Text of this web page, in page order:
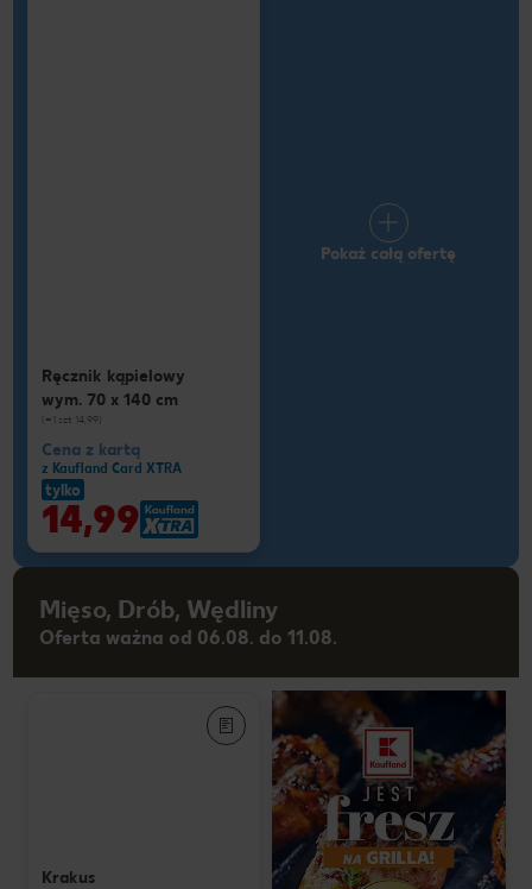
Ręcznik kąpielowy
wym. 70 x 140 cm
(=1 szt 14,99)
Cena z kartą
z Kaufland Card XTRA
tylko
14,99
Pokaż całą ofertę
Mięso, Drób, Wędliny
Oferta ważna od 06.08. do 11.08.
Krakus